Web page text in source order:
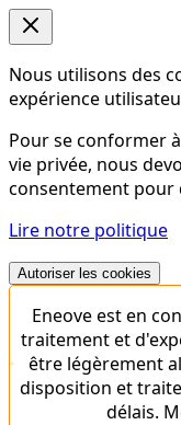
Nous utilisons des
expérience
Pour se conformer
vie privée, nous
consentement pour
Lire notre politique
Autoriser les cookies
Eneove est en
traitement et
être légèrement
disposition et
délais.